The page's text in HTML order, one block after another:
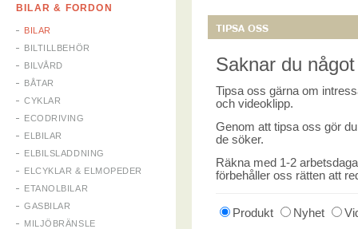
BILAR & FORDON
BILAR
BILTILLBEHÖR
BILVÅRD
BÅTAR
CYKLAR
ECODRIVING
ELBILAR
ELBILSLADDNING
ELCYKLAR & ELMOPEDER
ETANOLBILAR
GASBILAR
MILJÖBRÄNSLE
TIPSA OSS
Saknar du
Tipsa oss gärna om
och videoklipp.
Genom att tipsa oss gör
de söker.
Räkna med 1-2
förbehåller oss rätten att
Produkt Nyhet